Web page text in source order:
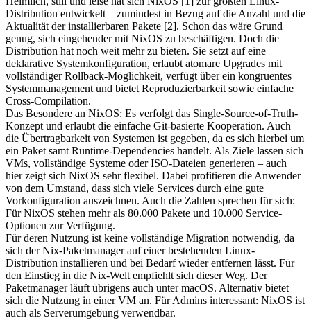
Distribution entwickelt – zumindest in Bezug auf die Anzahl und die
Aktualität der installierbaren Pakete [2]. Schon das wäre Grund
genug, sich eingehender mit Nix­OS zu beschäftigen. Doch die
Distribution hat noch weit mehr zu bieten. Sie setzt auf eine
deklarative Systemkonfiguration, erlaubt atomare Upgrades mit
vollständiger Rollback-Möglichkeit, verfügt über ein kongruentes
Systemmanagement und bietet Reproduzierbarkeit sowie einfache
Cross-Compilation.
Das Besondere an NixOS: Es verfolgt das Single-Source-of-Truth-
Konzept und erlaubt die einfache Git-basierte Kooperation. Auch
die Übertragbarkeit von Systemen ist gegeben, da es sich hierbei um
ein Paket samt Runtime-Dependencies handelt. Als Ziele lassen sich
VMs, vollständige Systeme oder ISO-Dateien generieren – auch
hier zeigt sich NixOS sehr flexibel. Dabei profitieren die Anwender
von dem Umstand, dass sich viele Services durch eine gute
Vorkonfiguration auszeichnen. Auch die Zahlen sprechen für sich:
Für NixOS stehen mehr als 80.000 Pakete und 10.000 Service-
Optionen zur Verfügung.
Für deren Nutzung ist keine vollständige Migration notwendig, da
sich der Nix-Paketmanager auf einer bestehenden Linux-
Distribution installieren und bei Bedarf wieder entfernen lässt. Für
den Einstieg in die Nix-Welt empfiehlt sich dieser Weg. Der
Paketmanager läuft übrigens auch unter macOS. Alternativ bietet
sich die Nutzung in einer VM an. Für Admins interessant: NixOS ist
auch als Serverumgebung verwendbar.